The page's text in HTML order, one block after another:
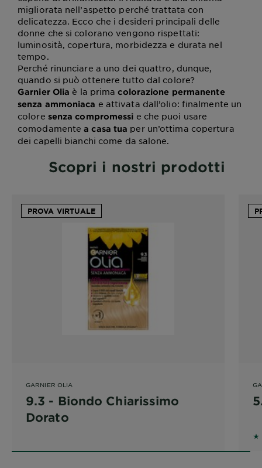
migliorata nell’aspetto perché trattata con
delicatezza. Ecco che i desideri principali delle
donne che si colorano vengono rispettati:
luminosità, copertura, morbidezza e durata nel
tempo.
Perché rinunciare a uno dei quattro, dunque,
quando si può ottenere tutto dal colore?
Garnier Olia è la primacolorazione permanente
senza ammoniaca e attivata dall’olio: finalmente un
colore senza compromessi e che puoi usare
comodamentea casa tua per un’ottima copertura
dei capelli bianchi come da salone.
Scopri i nostri prodotti
PROVA VIRTUALE
GARNIER OLIA
9.3 - Biondo Chiarissimo
Dorato
5